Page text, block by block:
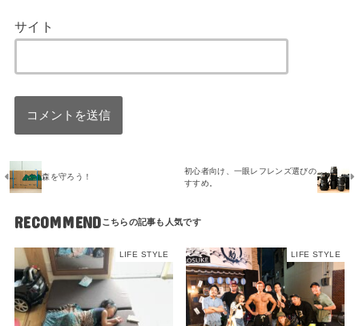
サイト
森を守ろう！
初心者向け、一眼レフレンズ選びの
すすめ。
RECOMMEND
LIFE STYLE LIFE STYLE